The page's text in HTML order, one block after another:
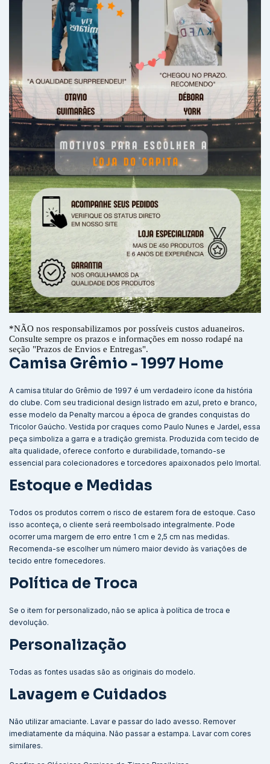
*NÃO nos responsabilizamos por possíveis custos aduaneiros.
Consulte sempre os prazos e informações em nosso rodapé na
seção "Prazos de Envios e Entregas".
Camisa Grêmio - 1997 Home
A camisa titular do Grêmio de 1997 é um verdadeiro ícone da história
do clube. Com seu tradicional design listrado em azul, preto e branco,
esse modelo da Penalty marcou a época de grandes conquistas do
Tricolor Gaúcho. Vestida por craques como Paulo Nunes e Jardel, essa
peça simboliza a garra e a tradição gremista. Produzida com tecido de
alta qualidade, oferece conforto e durabilidade, tornando-se
essencial para colecionadores e torcedores apaixonados pelo Imortal.
Estoque e Medidas
Todos os produtos correm o risco de estarem fora de estoque. Caso
isso aconteça, o cliente será reembolsado integralmente. Pode
ocorrer uma margem de erro entre 1 cm e 2,5 cm nas medidas.
Recomenda-se escolher um número maior devido às variações de
tecido entre fornecedores.
Política de Troca
Se o item for personalizado, não se aplica à política de troca e
devolução.
Personalização
Todas as fontes usadas são as originais do modelo.
Lavagem e Cuidados
Não utilizar amaciante. Lavar e passar do lado avesso. Remover
imediatamente da máquina. Não passar a estampa. Lavar com cores
similares.